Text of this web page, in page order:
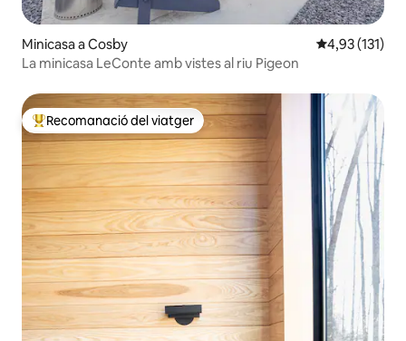
Minicasa a Cosby 4,93 de
4,93 (131)
La minicasa LeConte amb vistes al riu Pigeon
Principals recomanacions dels viatgers
Recomanació del viatger